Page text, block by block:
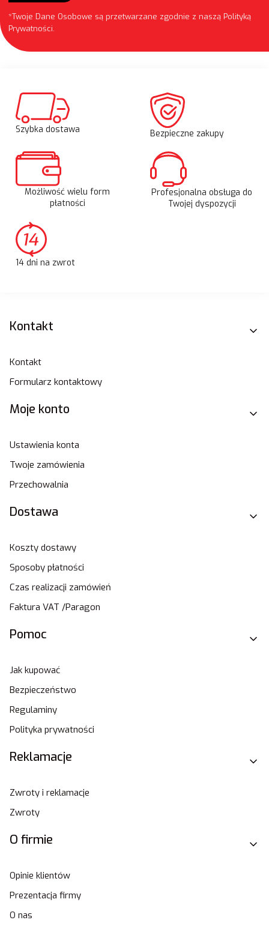
*Twoje Dane Osobowe są przetwarzane zgodnie z naszą Polityką
Prywatności.
Szybka dostawa Bezpieczne zakupy
Możliwość wielu form
płatności
Profesjonalna obsługa do
Twojej dyspozycji
14 dni na zwrot
Linki w stopce
Kontakt
Kontakt
Formularz kontaktowy
Moje konto
Ustawienia konta
Twoje zamówienia
Przechowalnia
Dostawa
Koszty dostawy
Sposoby płatności
Czas realizacji zamówień
Faktura VAT /Paragon
Pomoc
Jak kupować
Bezpieczeństwo
Regulaminy
Polityka prywatności
Reklamacje
Zwroty i reklamacje
Zwroty
O firmie
Opinie klientów
Prezentacja firmy
O nas